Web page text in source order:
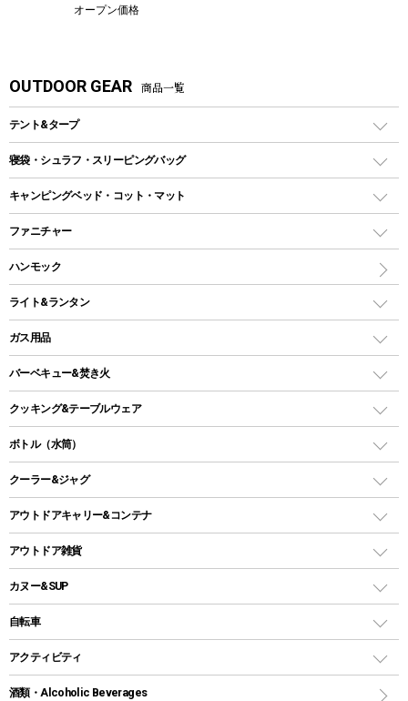
オープン価格
OUTDOOR GEAR 商品一覧
テント&タープ
テント
ツールームテント
ワンポールテント
シェルターテント
ロッジ型・オリジナルテント
タープ
スクエアタープ（レクタタープ）
メッシュタープ
自立式タープ
パラソル
テントアクセサリー
ペグ
グランドシート
ガイドロープ
ツール
寝袋・シュラフ・スリーピングバッグ
レクタングラー型（封筒型）シュラフ
インナーシュラフ
キャンピングベッド・コット・マット
キャンピングベッド・コット
インフレータブルマット
ファニチャー
アウトドアテーブル
レジャーシート
ハンモック
ライト&ランタン
LEDランタン
ガスランタン
オイルランタン
LEDライト
ヘッドライト
キャンドル
ガス用品
ガスバーナー
ガス缶
ガストーチ、ライター
バーベキュー&焚き火
バーベキューコンロ、グリル
焚き火台タイプ（ロースタイル）グリル
卓上タイプグリル
パーティータイプグリル
鉄板、アミ
焚き火台&ストーブ
火起こし
クッキング&テーブルウェア
ダッチオーブン
ホットサンドメーカー
クッカーセット
シェラカップ
クッキングツール
ナイフ
ボトル（水筒）
ステンレスボトル
コップ付きタイプ
ワンタッチタイプ
プラスチックボトル
ディズニーボトル
クーラー&ジャグ
クーラーボックス
クーラーバッグ
ウォータージャグ
保冷剤
アウトドアキャリー&コンテナ
アウトドアキャリー
アウトドア雑貨
バックパック&バッグ
リュック、バックパック
トートバッグ、サコッシュ
ショッピングキャリー
カヌー&SUP
インフレータブル
カヤック
自転車
折りたたみ自転車
スポーツサイクル
アクティビティ
マリン
酒類・Alcoholic Beverages